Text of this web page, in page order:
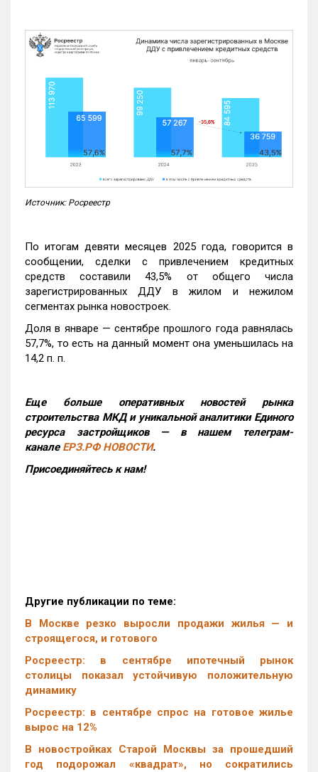
Источник: Росреестр
По итогам девяти месяцев 2025 года, говорится в
сообщении, сделки с привлечением кредитных
средств составили 43,5% от общего числа
зарегистрированных ДДУ в жилом и нежилом
сегментах рынка новостроек.
Доля в январе — сентябре прошлого года равнялась
57,7%, то есть на данный момент она уменьшилась на
14,2 п. п.
Еще больше оперативных новостей рынка
строительства МКД и уникальной аналитики Единого
ресурса застройщиков — в нашем телеграм-
канале ЕРЗ.РФ НОВОСТИ.
Присоединяйтесь к нам!
Другие публикации по теме:
В Москве резко выросли продажи жилья — и
строящегося, и готового
Росреестр: в сентябре ипотечный рынок
столицы показал устойчивую положительную
динамику
Росреестр: в сентябре спрос на готовое жилье
вырос на 12%
В новостройках Старой Москвы за прошедший
год подорожал «квадрат», но сократились